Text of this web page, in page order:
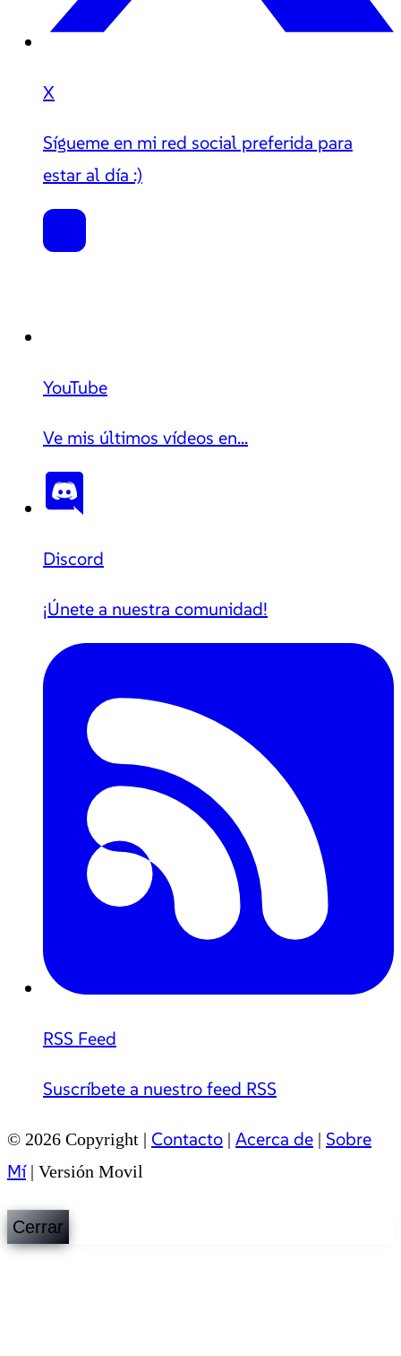
X
Sígueme en mi red social preferida para
estar al día :)
YouTube
Ve mis últimos vídeos en...
Discord
¡Únete a nuestra comunidad!
RSS Feed
Suscríbete a nuestro feed RSS
© 2026 Copyright | Contacto | Acerca de | Sobre
Mí| Versión Movil
Cerrar